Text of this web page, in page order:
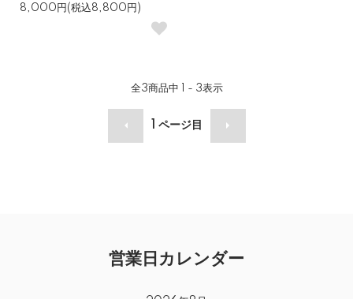
8,000円(税込8,800円)
全3商品中 1 - 3表示
ページ目
営業日カレンダー